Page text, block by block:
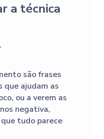
a técnica
são frases
que ajudam as
ou a verem as
negativa,
tudo parece